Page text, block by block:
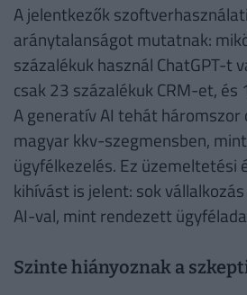
A jelentkezők
aránytalanságot mutatnak:
százalékuk használ ChatGPT-t
csak 23 százalékuk CRM-et, és
A generatív AI tehát
magyar kkv-szegmensben,
ügyfélkezelés. Ez üzemeltetési
kihívást is jelent: sok
AI-val, mint rendezett
Szinte hiányoznak a